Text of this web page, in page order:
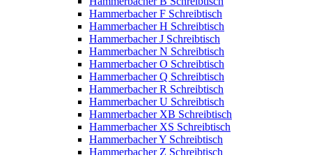
Hammerbacher F Schreibtisch
Hammerbacher H Schreibtisch
Hammerbacher J Schreibtisch
Hammerbacher N Schreibtisch
Hammerbacher O Schreibtisch
Hammerbacher Q Schreibtisch
Hammerbacher R Schreibtisch
Hammerbacher U Schreibtisch
Hammerbacher XB Schreibtisch
Hammerbacher XS Schreibtisch
Hammerbacher Y Schreibtisch
Hammerbacher Z Schreibtisch